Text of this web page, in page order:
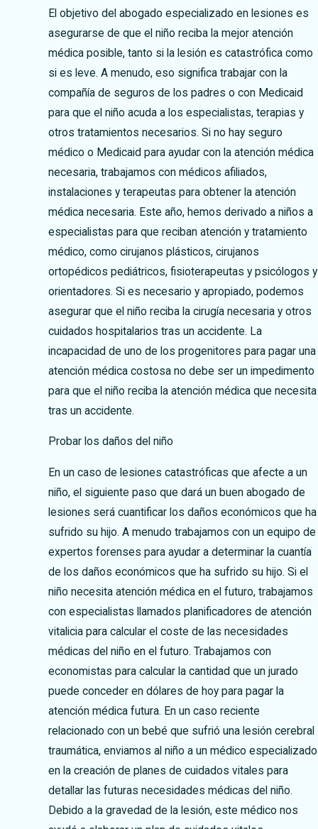
El objetivo del abogado especializado en lesiones es
asegurarse de que el niño reciba la mejor atención
médica posible, tanto si la lesión es catastrófica como
si es leve. A menudo, eso significa trabajar con la
compañía de seguros de los padres o con Medicaid
para que el niño acuda a los especialistas, terapias y
otros tratamientos necesarios. Si no hay seguro
médico o Medicaid para ayudar con la atención médica
necesaria, trabajamos con médicos afiliados,
instalaciones y terapeutas para obtener la atención
médica necesaria. Este año, hemos derivado a niños a
especialistas para que reciban atención y tratamiento
médico, como cirujanos plásticos, cirujanos
ortopédicos pediátricos, fisioterapeutas y psicólogos y
orientadores. Si es necesario y apropiado, podemos
asegurar que el niño reciba la cirugía necesaria y otros
cuidados hospitalarios tras un accidente. La
incapacidad de uno de los progenitores para pagar una
atención médica costosa no debe ser un impedimento
para que el niño reciba la atención médica que necesita
tras un accidente.
Probar los daños del niño
En un caso de lesiones catastróficas que afecte a un
niño, el siguiente paso que dará un buen abogado de
lesiones será cuantificar los daños económicos que ha
sufrido su hijo. A menudo trabajamos con un equipo de
expertos forenses para ayudar a determinar la cuantía
de los daños económicos que ha sufrido su hijo. Si el
niño necesita atención médica en el futuro, trabajamos
con especialistas llamados planificadores de atención
vitalicia para calcular el coste de las necesidades
médicas del niño en el futuro. Trabajamos con
economistas para calcular la cantidad que un jurado
puede conceder en dólares de hoy para pagar la
atención médica futura. En un caso reciente
relacionado con un bebé que sufrió una lesión cerebral
traumática, enviamos al niño a un médico especializado
en la creación de planes de cuidados vitales para
detallar las futuras necesidades médicas del niño.
Debido a la gravedad de la lesión, este médico nos